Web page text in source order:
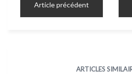
Article précédent
ARTICLES